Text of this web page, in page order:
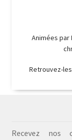
Animées par
Retrouvez-
Recevez nos